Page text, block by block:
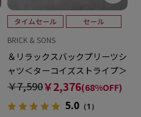
BRICK & SONS
＆リラックスバックプリーツシ
ャツ＜ターコイズストライプ＞
￥7,590￥2,376(68%OFF)
5.0 （1）